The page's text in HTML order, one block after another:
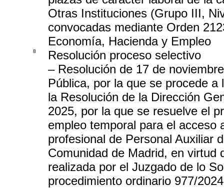
Otras Instituciones (Grupo III,
convocadas mediante Orden
Economía, Hacienda y Empleo
8
Resolución proceso selectivo
– Resolución de 17 de
Pública, por la que se procede
la Resolución de la Dirección
2025, por la que se resuelve el
empleo temporal para el acceso
profesional de Personal Auxiliar
Comunidad de Madrid, en virtud
realizada por el Juzgado de lo
procedimiento ordinario 977/2024